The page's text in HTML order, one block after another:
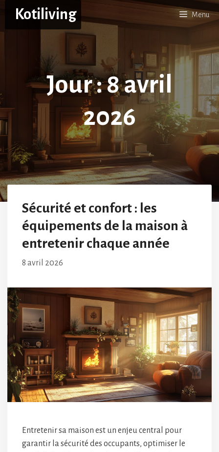
contenu
Kotiliving Menu
Jour :8 avril
2026
Sécurité et confort : les
équipements de la maison à
entretenir chaque année
8 avril 2026
Entretenir sa maison est un enjeu central pour
garantir la sécurité des occupants, optimiser le